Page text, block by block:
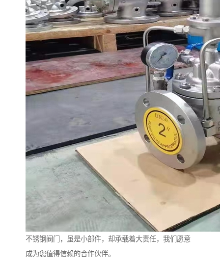
不锈钢阀门，虽是小部件，却承载着大责任，我们愿意
成为您值得信赖的合作伙伴。